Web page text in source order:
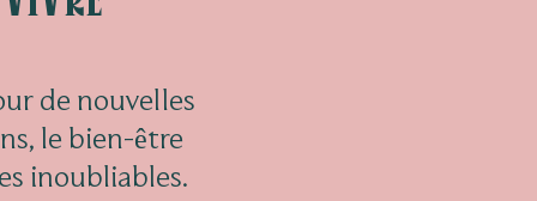
de nouvelles
le bien-être
inoubliables.